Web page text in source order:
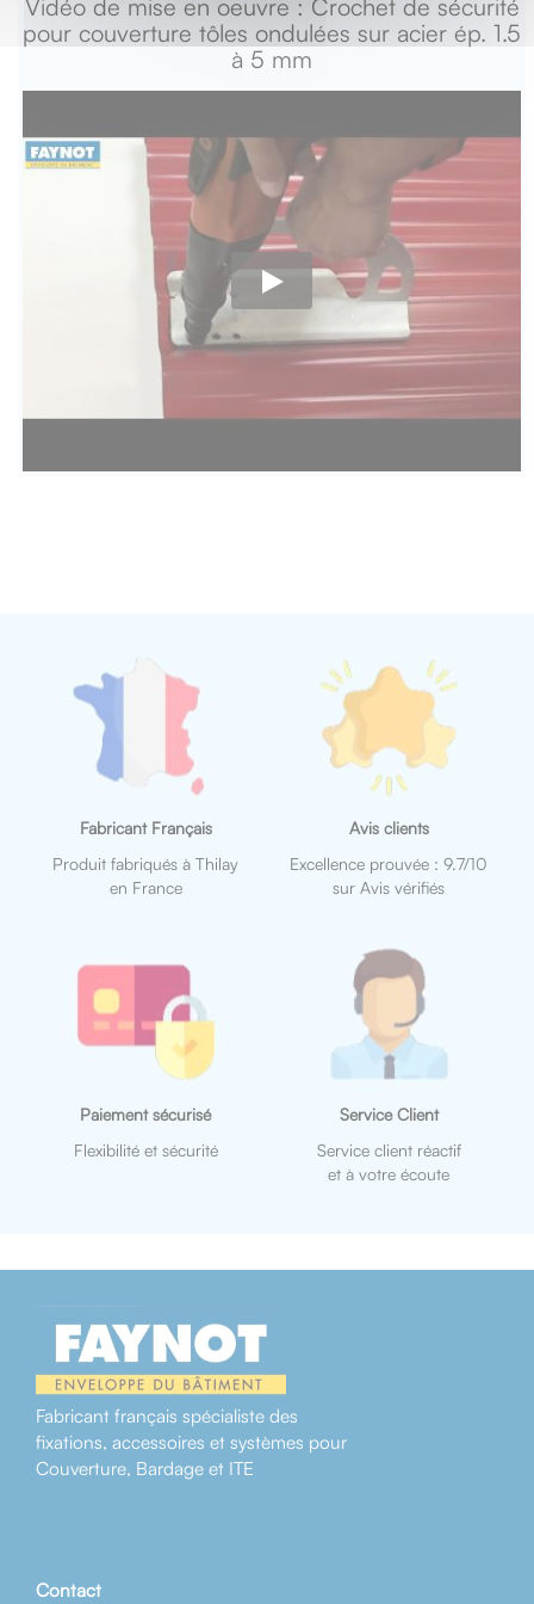
Vidéo de mise en oeuvre : Crochet de sécurité
pour couverture tôles ondulées sur acier ép. 1.5
à 5 mm
Fabricant Français
Produit fabriqués à Thilay
en France
Avis clients
Excellence prouvée : 9.7/10
sur Avis vérifiés
Paiement sécurisé
Flexibilité et sécurité
Service Client
Service client réactif
et à votre écoute
Fabricant français spécialiste des
fixations, accessoires et systèmes pour
Couverture, Bardage et ITE
Contact